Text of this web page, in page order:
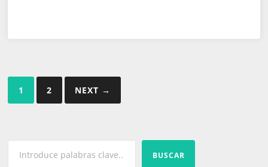
Paginación
de
1 2 NEXT →
BUSCAR